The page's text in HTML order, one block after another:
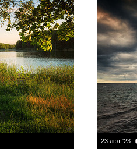
23 лют '23